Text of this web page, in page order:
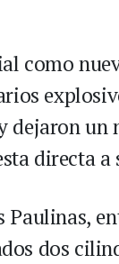
como
dejaron un
directa a
Paulinas,
dos